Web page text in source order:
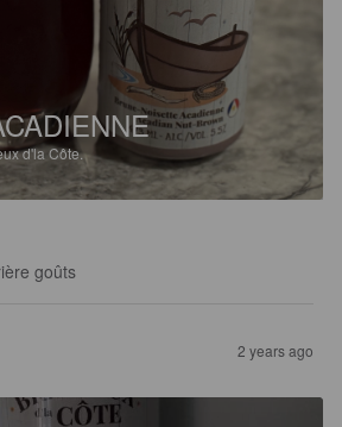
d'la Côte.
goûts
2 years ago